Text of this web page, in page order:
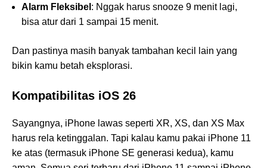
Alarm Fleksibel : Nggak harus snooze 9 menit lagi,
bisa atur dari 1 sampai 15 menit.
Dan pastinya masih banyak tambahan kecil lain yang
bikin kamu betah eksplorasi.
Kompatibilitas iOS 26
Sayangnya, iPhone lawas seperti XR, XS, dan XS Max
harus rela ketinggalan. Tapi kalau kamu pakai iPhone 11
ke atas (termasuk iPhone SE generasi kedua), kamu